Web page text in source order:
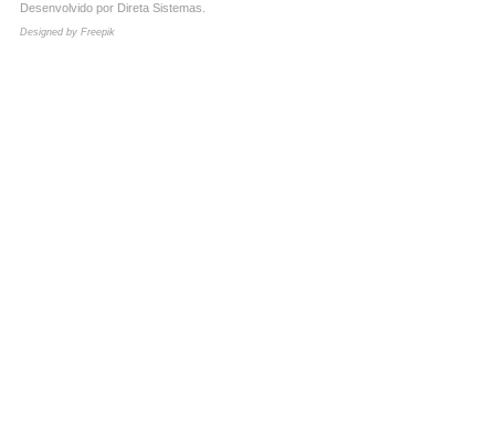
Desenvolvido por Direta Sistemas
Designed by Freepik